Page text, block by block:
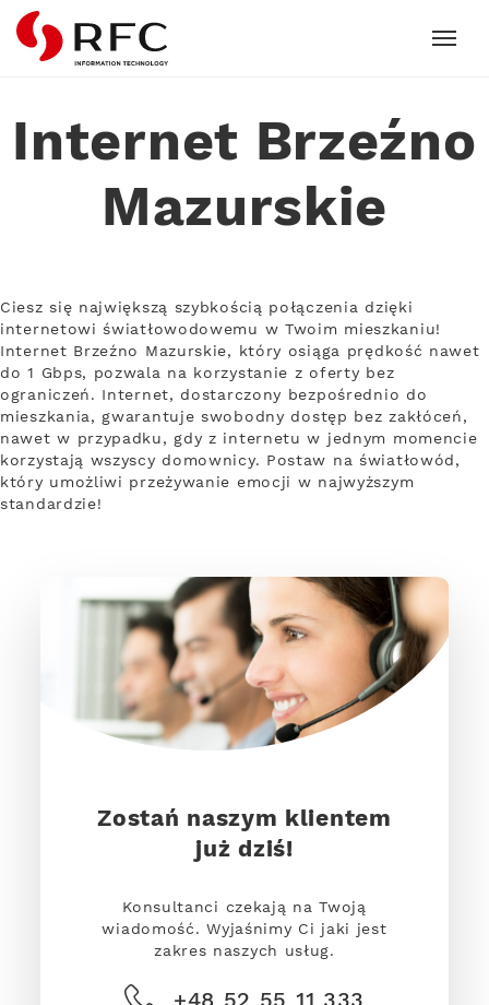
RFC
Internet Brzeźno
Mazurskie
Ciesz się największą szybkością połączenia dzięki
internetowi światłowodowemu w Twoim mieszkaniu!
Internet Brzeźno Mazurskie, który osiąga prędkość nawet
do 1 Gbps, pozwala na korzystanie z oferty bez
ograniczeń. Internet, dostarczony bezpośrednio do
mieszkania, gwarantuje swobodny dostęp bez zakłóceń,
nawet w przypadku, gdy z internetu w jednym momencie
korzystają wszyscy domownicy. Postaw na światłowód,
który umożliwi przeżywanie emocji w najwyższym
standardzie!
Zostań naszym klientem
już dziś!
Konsultanci czekają na Twoją
wiadomość. Wyjaśnimy Ci jaki jest
zakres naszych usług.